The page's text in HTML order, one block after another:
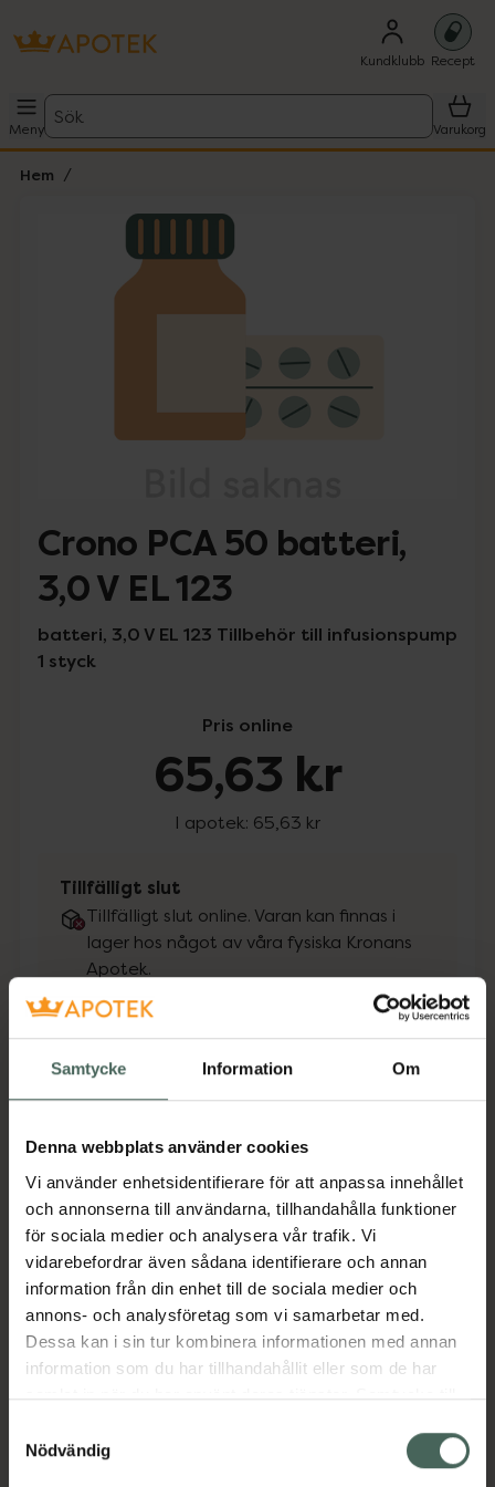
Samtycke Information Om
Denna webbplats använder cookies
Vi använder enhetsidentifierare för att anpassa innehållet
och annonserna till användarna, tillhandahålla funktioner
för sociala medier och analysera vår trafik. Vi
vidarebefordrar även sådana identifierare och annan
information från din enhet till de sociala medier och
annons- och analysföretag som vi samarbetar med.
Dessa kan i sin tur kombinera informationen med annan
information som du har tillhandahållit eller som de har
samlat in när du har använt deras tjänster. Samtycke till
återkalla ditt samtycke via webbplatsens
cookieinställningar. Ett återkallat samtycke påverkar inte
Nödvändig
Kundklubb Recept
Meny
Sök
Varukorg
Hem
Lista: . Innehåller 1 objekt.
Crono PCA 50 batteri,
3,0 V EL 123
batteri, 3,0 V EL 123 Tillbehör till infusionspump
1 styck
Pris online
65,63 kr
I apotek: 65,63 kr
Tillfälligt slut
Tillfälligt slut online. Varan kan finnas i
lager hos något av våra fysiska Kronans
Apotek.
Se lagerstatus på apotek
Få mejl när varan finns i lager online
Jag accepterar villkoren
Spara
Aktuella erbjudanden
Beskrivning Dölj
Kategorier: